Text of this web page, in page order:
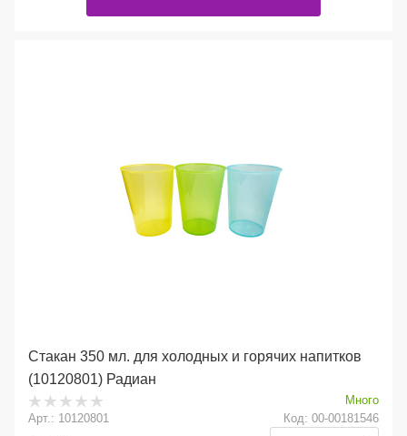
Стакан 350 мл. для холодных и горячих напитков
(10120801) Радиан
Много
Арт.: 10120801
Код: 00-00181546